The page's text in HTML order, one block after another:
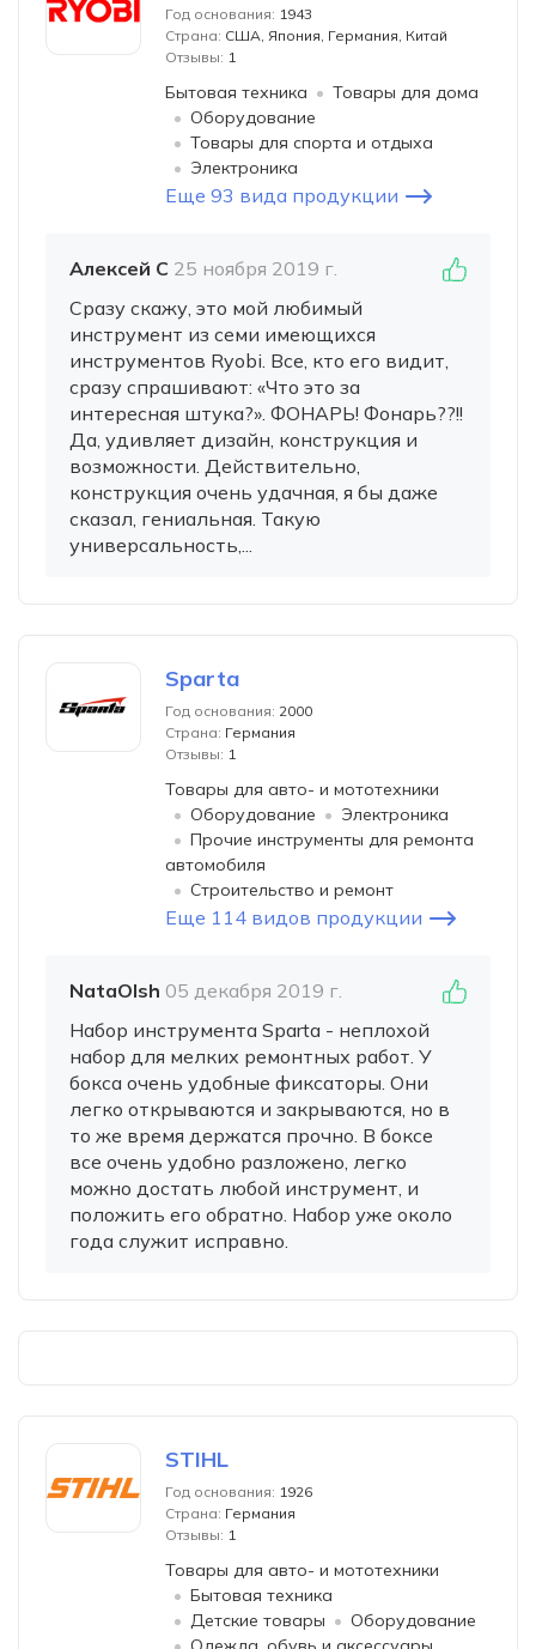
Год основания: 1943
Страна: США, Япония, Германия, Китай
Отзывы: 1
Бытовая техника
Товары для дома
Оборудование
Товары для спорта и отдыха
Электроника
Еще 93 вида продукции
Алексей С 25 ноября 2019 г.
Сразу скажу, это мой любимый
инструмент из семи имеющихся
инструментов Ryobi. Все, кто его видит,
сразу спрашивают: «Что это за
интересная штука?». ФОНАРЬ! Фонарь??!!
Да, удивляет дизайн, конструкция и
возможности. Действительно,
конструкция очень удачная, я бы даже
сказал, гениальная. Такую
универсальность,...
Sparta
Год основания: 2000
Страна: Германия
Отзывы: 1
Товары для авто- и мототехники
Оборудование
Электроника
Прочие инструменты для ремонта
автомобиля
Строительство и ремонт
Еще 114 видов продукции
NataOlsh 05 декабря 2019 г.
Набор инструмента Sparta - неплохой
набор для мелких ремонтных работ. У
бокса очень удобные фиксаторы. Они
легко открываются и закрываются, но в
то же время держатся прочно. В боксе
все очень удобно разложено, легко
можно достать любой инструмент, и
положить его обратно. Набор уже около
года служит исправно.
STIHL
Год основания: 1926
Страна: Германия
Отзывы: 1
Товары для авто- и мототехники
Бытовая техника
Детские товары
Оборудование